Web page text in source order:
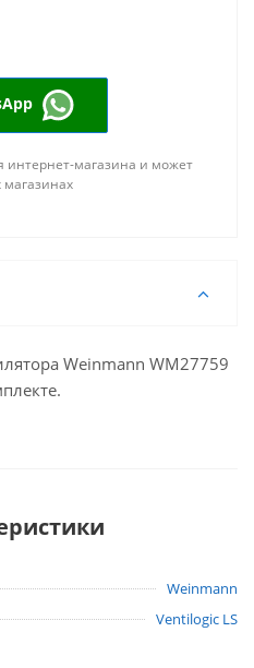
интернет-магазина и может
магазинах
Weinmann WM27759
Weinmann
Ventilogic LS